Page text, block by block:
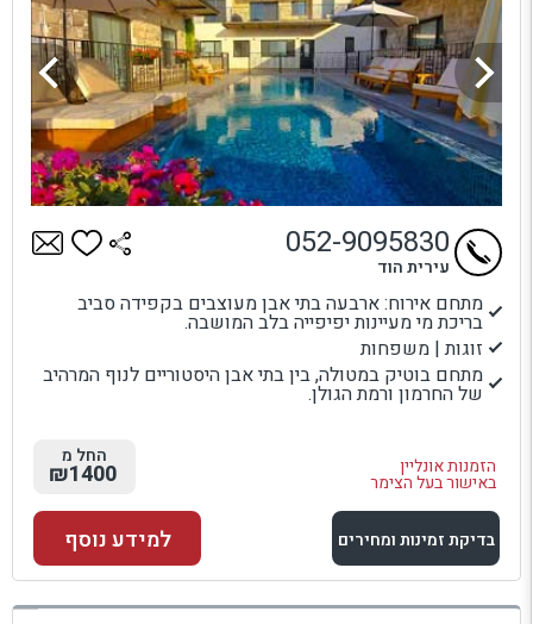
מתחם אירוח: ארבעה בתי אבן מעוצבים בקפידה סביב
בריכת מי מעיינות יפיפייה בלב המושבה.
זוגות | משפחות
מתחם בוטיק במטולה, בין בתי אבן היסטוריים לנוף המרהיב
של החרמון ורמת הגולן.
הזמנות אונליין
באישור בעל הצימר
052-9095830
עירית הוד
החל מ
₪1400
בדיקת זמינות ומחירים
למתחם זה
למידע נוסף